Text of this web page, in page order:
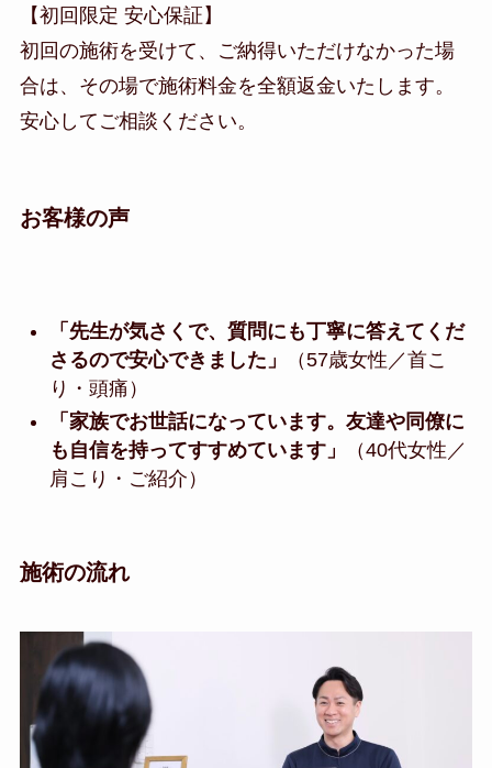
【初回限定 安心保証】
初回の施術を受けて、ご納得いただけなかった場
合は、その場で施術料金を全額返金いたします。
安心してご相談ください。
お客様の声
「先生が気さくで、質問にも丁寧に答えてくだ
さるので安心できました」
（57歳女性／首こ
り・頭痛）
「家族でお世話になっています。友達や同僚に
も自信を持ってすすめています」
（40代女性／
肩こり・ご紹介）
施術の流れ